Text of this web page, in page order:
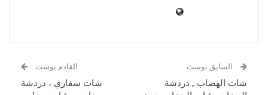
السابق بوست
شات الهضاب , دردشة
القادم بوست
شات سفاري ، دردشة